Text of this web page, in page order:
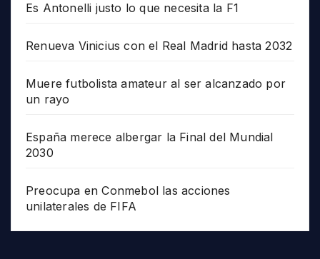
Es Antonelli justo lo que necesita la F1
Renueva Vinicius con el Real Madrid hasta 2032
Muere futbolista amateur al ser alcanzado por
un rayo
España merece albergar la Final del Mundial
2030
Preocupa en Conmebol las acciones
unilaterales de FIFA